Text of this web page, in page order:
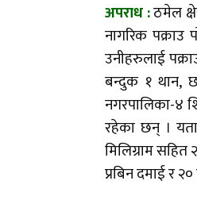
अपराध :ठमेल
नागरिक पक्राउ
उनीहरुलाई
बन्दुक १ थान,
नगरपालिका-४
रहेका छन् ।
मिलिग्राम सहित
प्रबिन दमाई र